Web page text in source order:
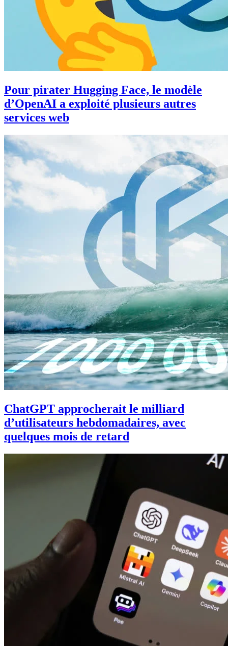
Pour pirater Hugging Face, le modèle
d’OpenAI a exploité plusieurs autres
services web
ChatGPT approcherait le milliard
d’utilisateurs hebdomadaires, avec
quelques mois de retard